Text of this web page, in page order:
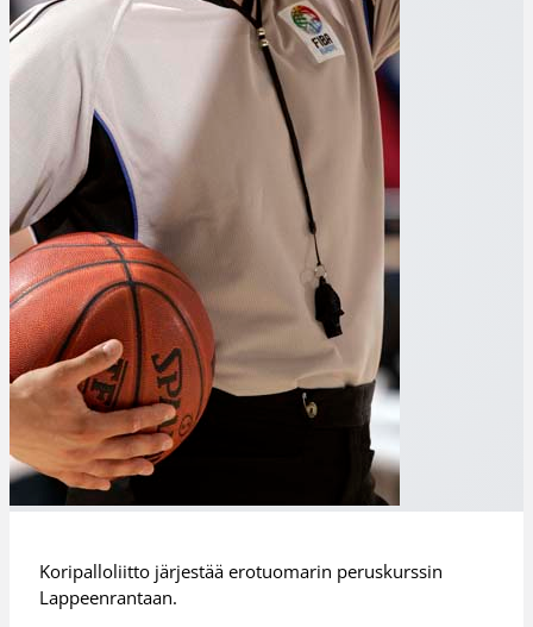
Koripalloliitto järjestää erotuomarin peruskurssin
Lappeenrantaan.